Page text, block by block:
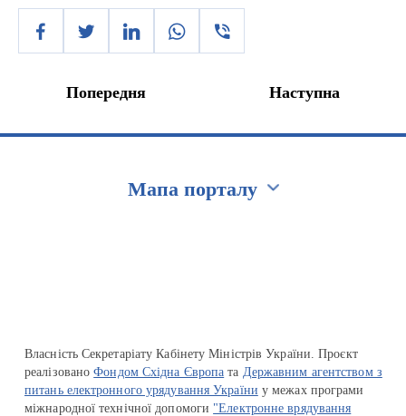
Попередня Наступна
Мапа порталу
Власність Секретаріату Кабінету Міністрів України. Проєкт
реалізованоФондом Східна Європа та Державним агентством з
питань електронного урядування України у межах програми
міжнародної технічної допомоги "Електронне врядування